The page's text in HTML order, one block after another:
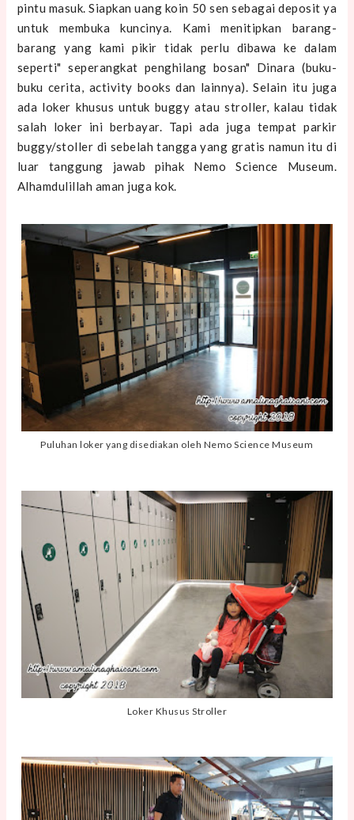
pintu masuk. Siapkan uang koin 50 sen sebagai deposit ya
untuk membuka kuncinya. Kami menitipkan barang-
barang yang kami pikir tidak perlu dibawa ke dalam
seperti" seperangkat penghilang bosan" Dinara (buku-
buku cerita, activity books dan lainnya). Selain itu juga
ada loker khusus untuk buggy atau stroller, kalau tidak
salah loker ini berbayar. Tapi ada juga tempat parkir
buggy/stoller di sebelah tangga yang gratis namun itu di
luar tanggung jawab pihak Nemo Science Museum.
Alhamdulillah aman juga kok.
Puluhan loker yang disediakan oleh Nemo Science Museum
Loker Khusus Stroller